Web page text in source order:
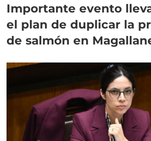
Importante evento
el plan de duplicar la
de salmón en